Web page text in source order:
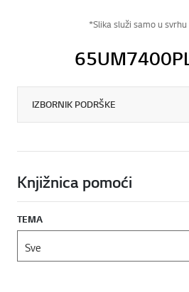
*Slika služi samo u
IZBORNIK PODRŠKE
Knjižnica pomoći
TEMA